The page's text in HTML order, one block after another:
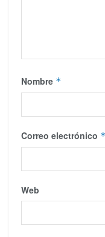
Nombre *
Correo electrónico *
Web